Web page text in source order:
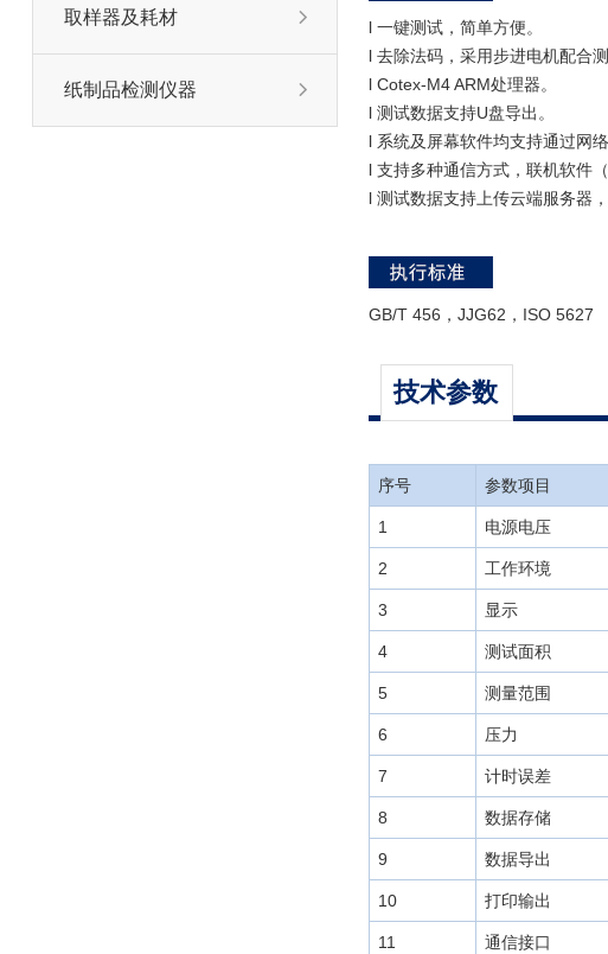
取样器及耗材 
纸制品检测仪器 
l 一键测试，简单方便。
l 去除法码，采用步进电机配合
l Cotex-M4 ARM处理器。
l 测试数据支持U盘导出。
l 系统及屏幕软件均支持通过网络
l 支持多种通信方式，联机软件
l 测试数据支持上传云端服务器
GB/T 456，JJG62，ISO 5627
技术参数
序号 参数项目
1 电源电压
2 工作环境
3 显示
4 测试面积
5 测量范围
6 压力
7 计时误差
8 数据存储
9 数据导出
10 打印输出
11 通信接口